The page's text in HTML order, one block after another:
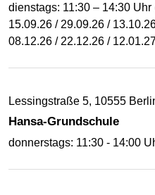
dienstags: 11:30 – 14:30
15.09.26 / 29.09.26 /
08.12.26 / 22.12.26 /
Lessingstraße 5, 10555
Hansa-Grundschule
donnerstags: 11:30 - 14:00